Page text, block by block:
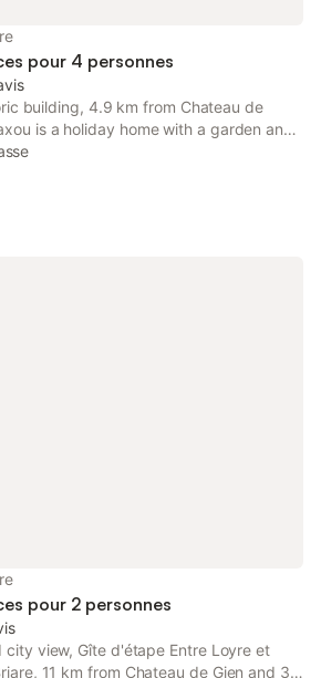
- 1 chambre : 2 lits jumeaux + 1 lit
double 160
pour 4 personnes
building, 4.9 km from Chateau de
is a holiday home with a garden and
property offers access to a balcony,
free WiFi.
pour 2 personnes
view, Gîte d'étape Entre Loyre et
11 km from Chateau de Gien and 36